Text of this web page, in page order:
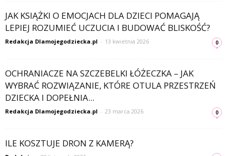
JAK KSIĄŻKI O EMOCJACH DLA DZIECI POMAGAJĄ
LEPIEJ ROZUMIEĆ UCZUCIA I BUDOWAĆ BLISKOŚĆ?
Redakcja Dlamojegodziecka.pl - 13 kwietnia 2026 0
OCHRANIACZE NA SZCZEBELKI ŁÓŻECZKA – JAK
WYBRAĆ ROZWIĄZANIE, KTÓRE OTULA PRZESTRZEŃ
DZIECKA I DOPEŁNIA...
Redakcja Dlamojegodziecka.pl - 23 marca 2026 0
ILE KOSZTUJE DRON Z KAMERĄ?